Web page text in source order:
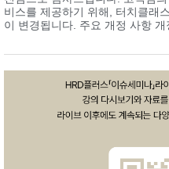
비스를 제공하기 위해, 터치클래
이 변경됩니다. 주요 개정 사항 개